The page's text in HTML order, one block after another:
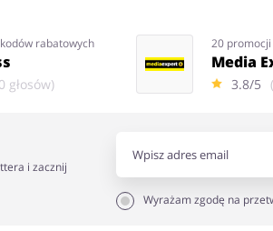
rabatowych
głosów)
20
Media
3.8/5
i zacznij
Wyrażam zgodę na